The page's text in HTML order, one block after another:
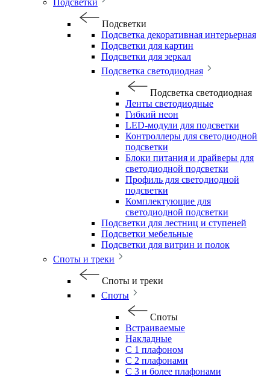
Подсветки
Подсветки
Подсветка декоративная интерьерная
Подсветки для картин
Подсветки для зеркал
Подсветка светодиодная
Подсветка светодиодная
Ленты светодиодные
Гибкий неон
LED-модули для подсветки
Контроллеры для светодиодной
подсветки
Блоки питания и драйверы для
светодиодной подсветки
Профиль для светодиодной
подсветки
Комплектующие для
светодиодной подсветки
Подсветки для лестниц и ступеней
Подсветки мебельные
Подсветки для витрин и полок
Споты и треки
Споты и треки
Споты
Споты
Встраиваемые
Накладные
С 1 плафоном
С 2 плафонами
С 3 и более плафонами